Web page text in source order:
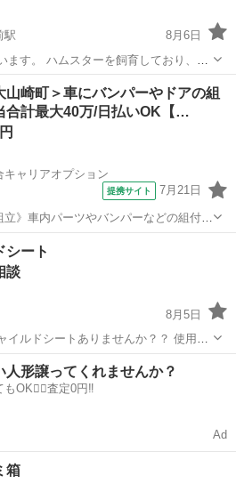
駅
8月6日
ており、使
た
いるもの ・ケージ
前駅 買いたい/ください
山崎町＞車にバンパーやドアの組
合計最大40万/日払いOK【…
キャリアオプション
提携サイト 7月21日
》車内パーツやバンパーなどの組付け
止、 部分塗装(上塗り、 中塗り、 下塗
ェック ※適正を見て、 配属先が決定し
シート
談
8月5日
イルドシートありませんか？？ 使用頻
でいただけたら嬉しいです。 自転車
時にお願いする）になりますので近場
ください
人形譲ってくれませんか？
OK🙆‍♀️査定0円‼️
Ad
箱